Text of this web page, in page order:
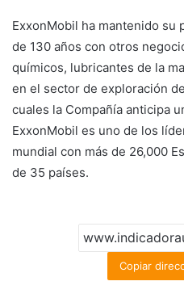
ExxonMobil ha mantenido su
de 130 años con otros
químicos, lubricantes de la
en el sector de exploración
cuales la Compañía anticipa
ExxonMobil es uno de los
mundial con más de 26,000
de 35 países.
Copiar